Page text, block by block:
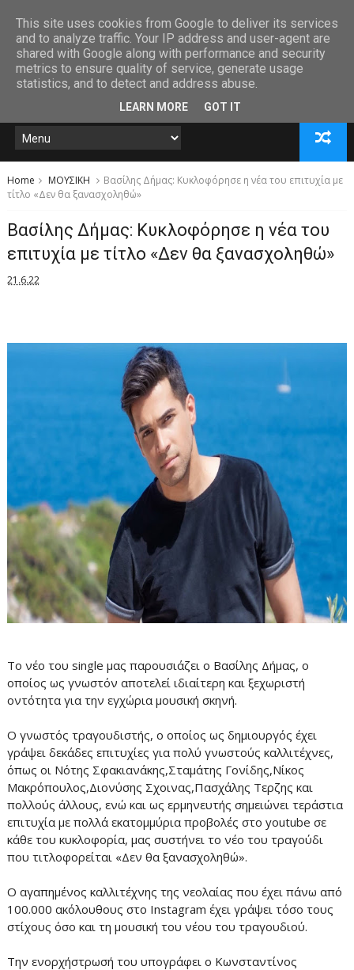
Home ΜΟΥΣΙΚΗ
Βασίλης Δήμας: Κυκλοφόρησε η νέα του επιτυχία με
τίτλο «Δεν θα ξανασχοληθώ»
Βασίλης Δήμας: Κυκλοφόρησε η νέα του
επιτυχία με τίτλο «Δεν θα ξανασχοληθώ»
21.6.22
Το νέο του single μας παρουσιάζει ο Βασίλης Δήμας, ο
οποίος ως γνωστόν αποτελεί ιδιαίτερη και ξεχωριστή
οντότητα για την εγχώρια μουσική σκηνή.
Ο γνωστός τραγουδιστής, ο οποίος ως δημιουργός έχει
γράψει δεκάδες επιτυχίες για πολύ γνωστούς καλλιτέχνες,
όπως οι Νότης Σφακιανάκης,Σταμάτης Γονίδης,Νίκος
Μακρόπουλος,Διονύσης Σχοινας,Πασχάλης Τερζης και
πολλούς άλλους, ενώ και ως ερμηνευτής σημειώνει τεράστια
επιτυχία με πολλά εκατομμύρια προβολές στο youtube σε
κάθε του κυκλοφορία, μας συστήνει το νέο του τραγούδι
που τιτλοφορείται «Δεν θα ξανασχοληθώ».
Ο αγαπημένος καλλιτέχνης της νεολαίας που έχει πάνω από
100.000 ακόλουθους στο Instagram έχει γράψει τόσο τους
στίχους όσο και τη μουσική του νέου του τραγουδιού.
Την ενορχήστρωσή του υπογράφει ο Κωνσταντίνος
This site uses cookies from Google to deliver its services
and to analyze traffic. Your IP address and user-agent are
shared with Google along with performance and security
metrics to ensure quality of service, generate usage
statistics, and to detect and address abuse.
LEARN MORE GOT IT